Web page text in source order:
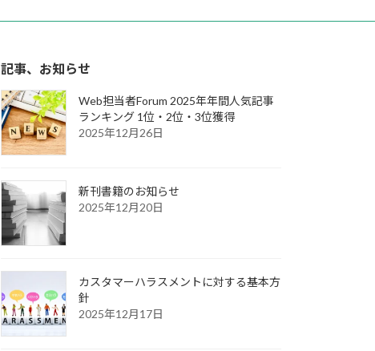
記事、お知らせ
Web担当者Forum 2025年年間人気記事
ランキング 1位・2位・3位獲得
2025年12月26日
新刊書籍のお知らせ
2025年12月20日
カスタマーハラスメントに対する基本方
針
2025年12月17日